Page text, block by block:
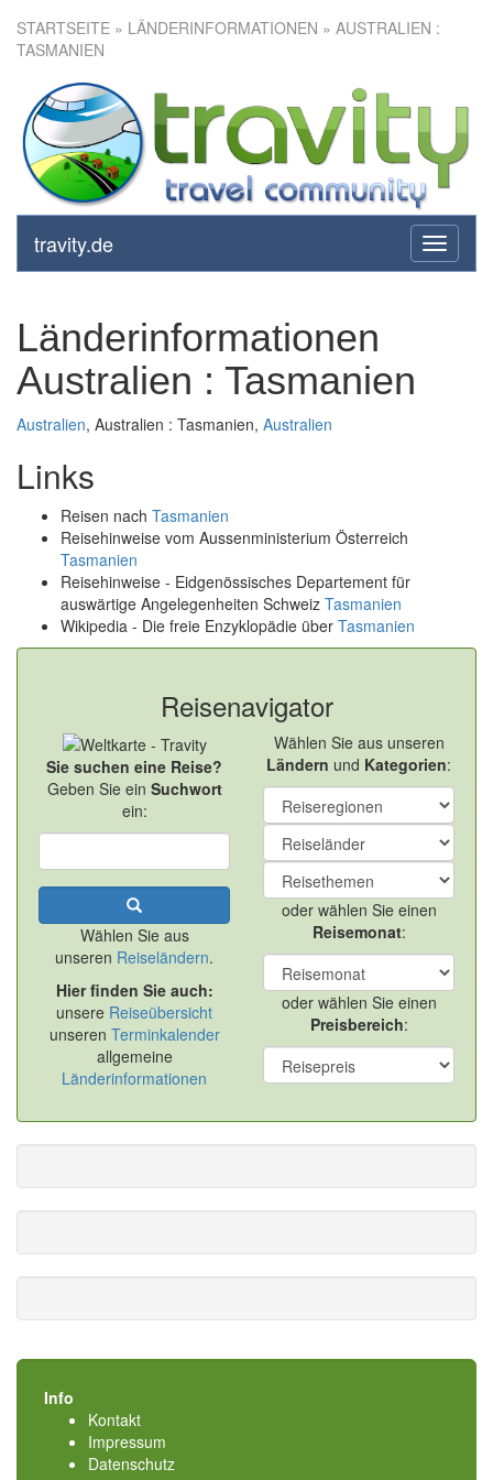
STARTSEITE » LÄNDERINFORMATIONEN » AUSTRALIEN :
TASMANIEN
toggle
travity.de
Länderinformationen
Australien : Tasmanien
Australien, Australien : Tasmanien, Australien
Links
Reisen nach Tasmanien
Reisehinweise vom Aussenministerium Österreich
Tasmanien
Reisehinweise - Eidgenössisches Departement für
auswärtige Angelegenheiten Schweiz Tasmanien
Wikipedia - Die freie Enzyklopädie über Tasmanien
Reisenavigator
Sie suchen eine Reise?
Geben Sie ein Suchwort
ein:
Wählen Sie aus
unseren Reiseländern.
Hier finden Sie auch:
unsere Reiseübersicht
unseren Terminkalender
allgemeine
Länderinformationen
Wählen Sie aus unseren
Ländern und Kategorien:
oder wählen Sie einen
Reisemonat:
oder wählen Sie einen
Preisbereich:
Info
Kontakt
Impressum
Datenschutz